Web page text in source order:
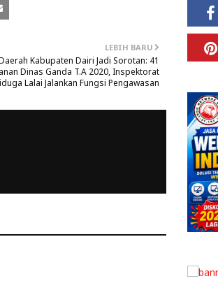
LEBIH BARU
Kabupaten Dairi Jadi Sorotan: 41
Dinas Ganda T.A 2020, Inspektorat
Lalai Jalankan Fungsi Pengawasan